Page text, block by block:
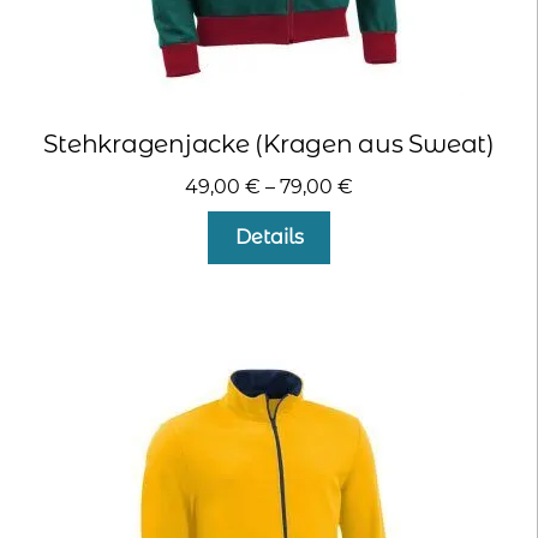
Stehkragenjacke (Kragen aus Sweat)
49,00 € – 79,00 €
Details
Optionen
können
auf
der